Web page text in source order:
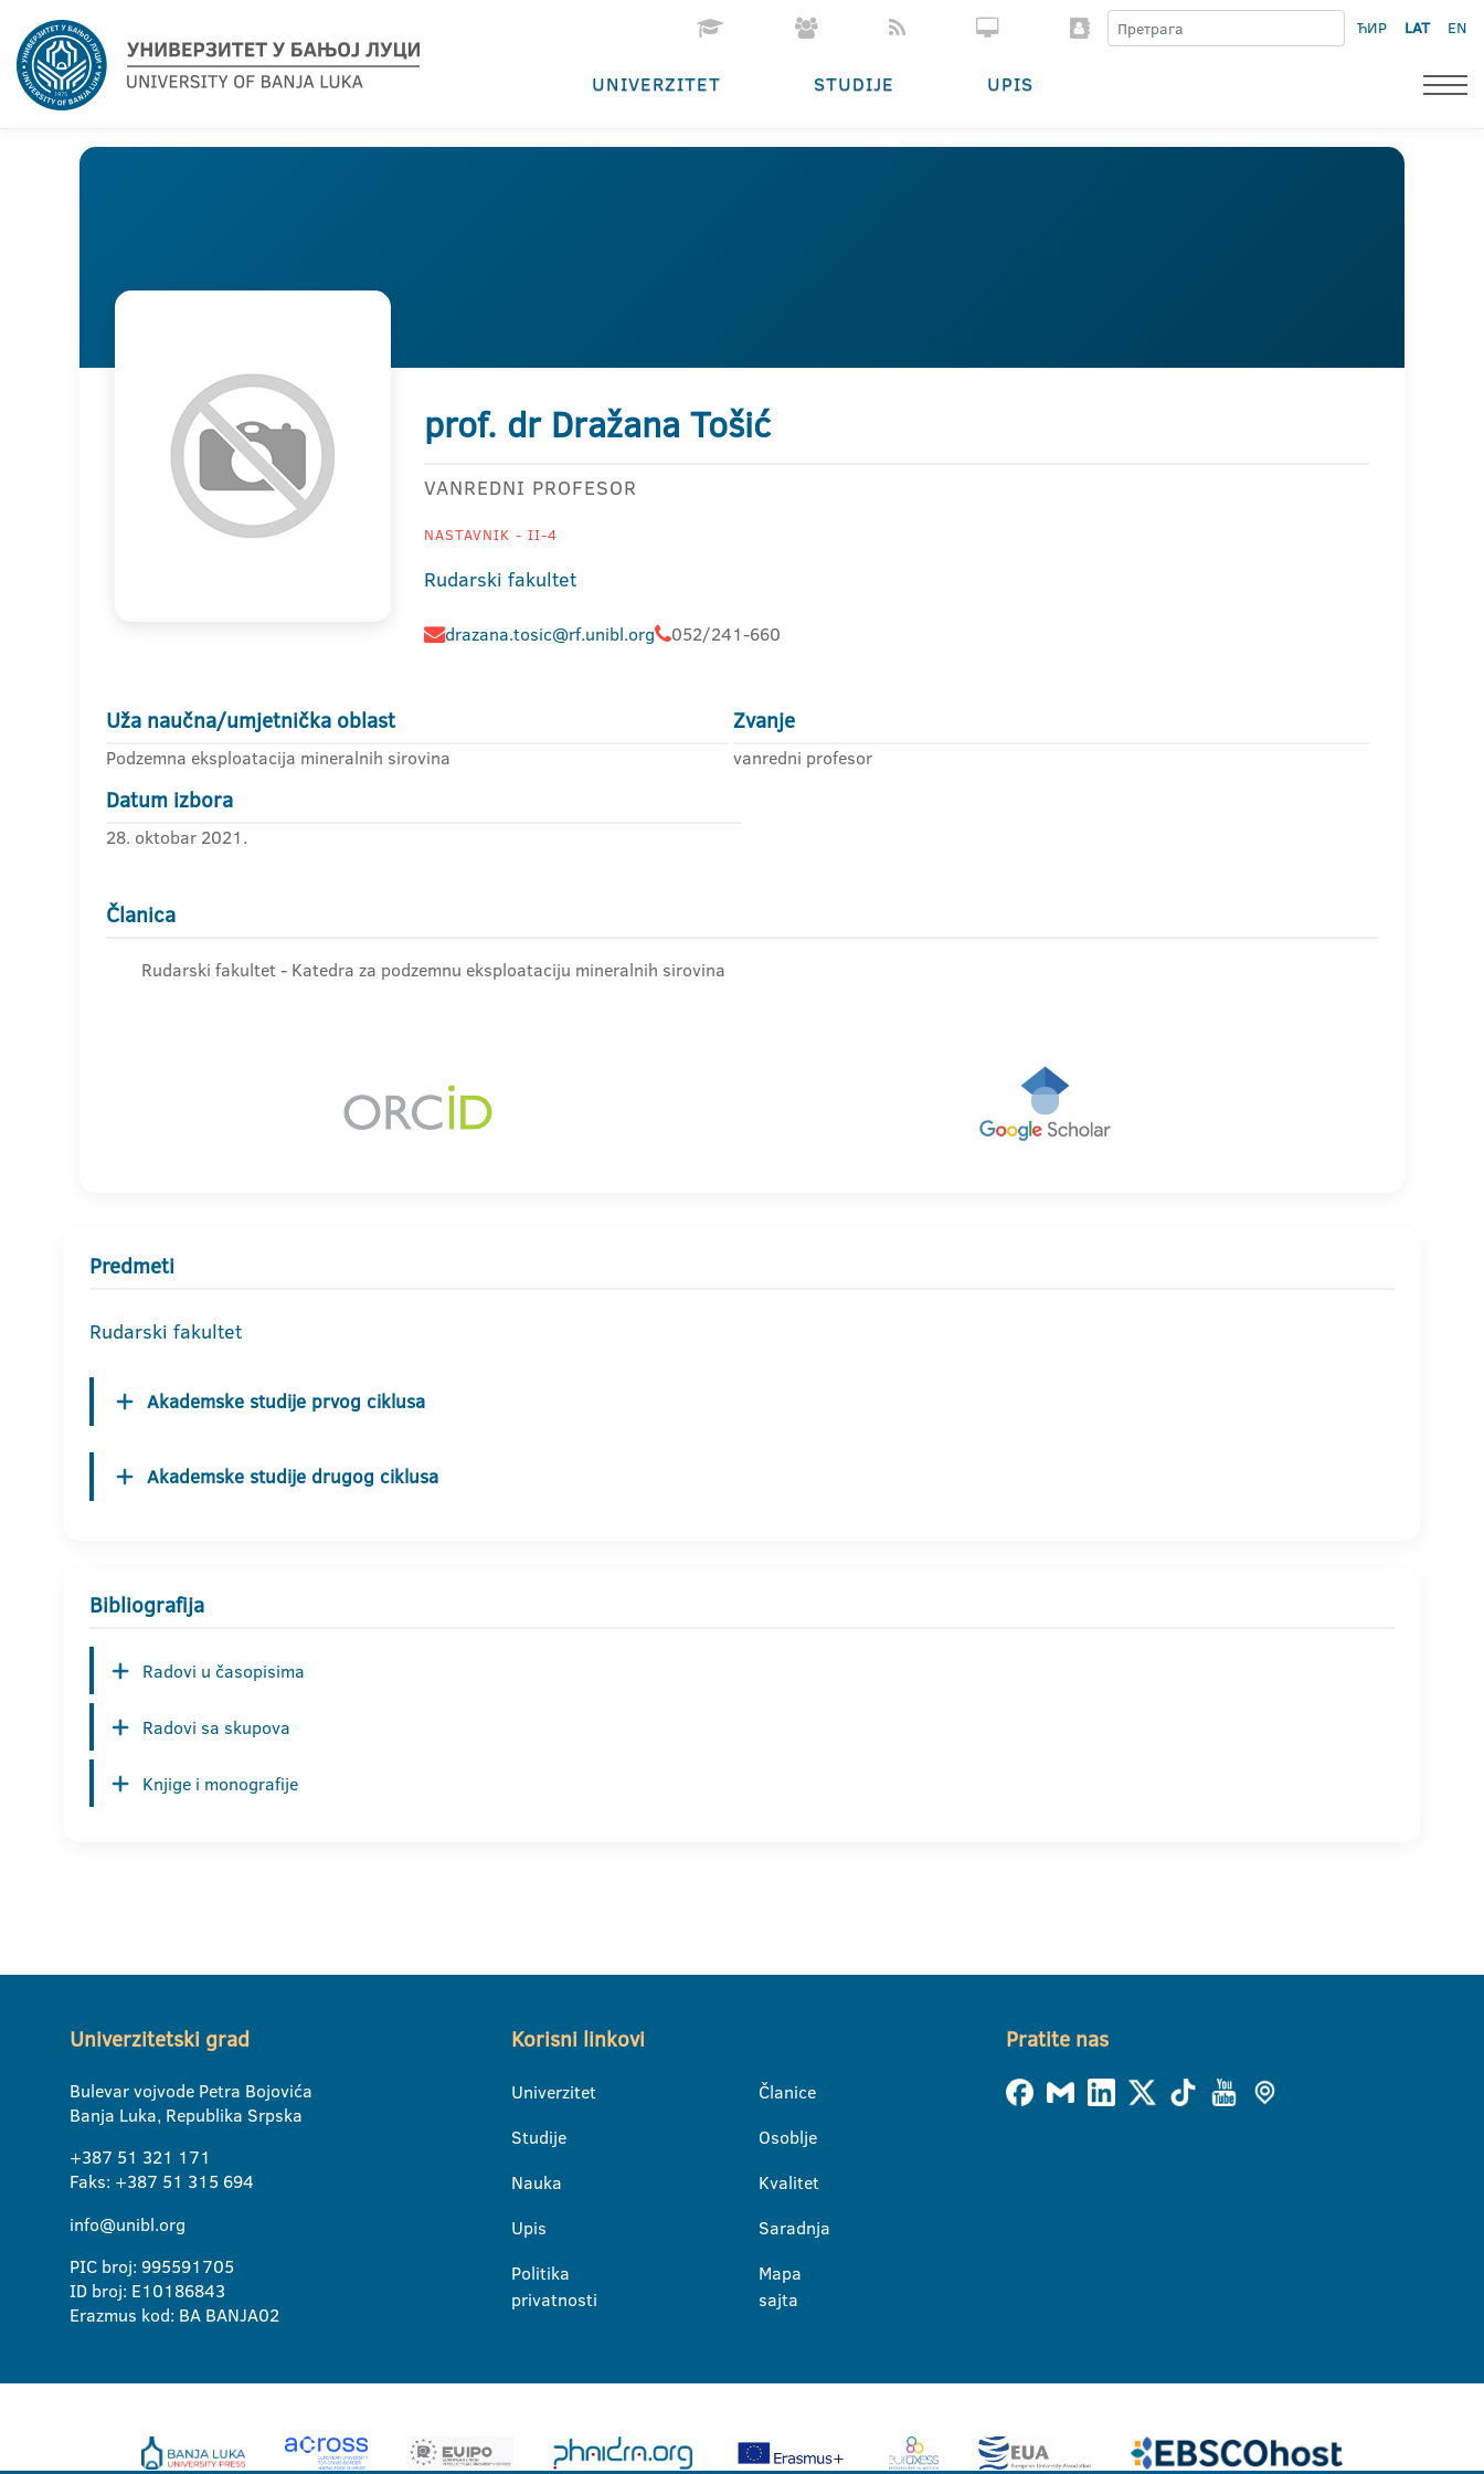
ЋИР LAT EN
UNIVERZITET STUDIJE UPIS
prof. dr Dražana Tošić
VANREDNI PROFESOR
NASTAVNIK - II-4
Rudarski fakultet
drazana.tosic@rf.unibl.org 052/241-660
Uža naučna/umjetnička oblast
Podzemna eksploatacija mineralnih sirovina
Zvanje
vanredni profesor
Datum izbora
28. oktobar 2021.
Članica
Rudarski fakultet - Katedra za podzemnu eksploataciju mineralnih sirovina
Predmeti
Rudarski fakultet
Akademske studije prvog ciklusa
Akademske studije drugog ciklusa
Bibliografija
Radovi u časopisima
Radovi sa skupova
Knjige i monografije
Univerzitetski grad
Bulevar vojvode Petra Bojovića
Banja Luka, Republika Srpska
+387 51 321 171
Faks: +387 51 315 694
info@unibl.org
PIC broj: 995591705
ID broj: E10186843
Erazmus kod: BA BANJA02
Korisni linkovi
Univerzitet
Studije
Nauka
Upis
Politika
privatnosti
Članice
Osoblje
Kvalitet
Saradnja
Mapa
sajta
Pratite nas